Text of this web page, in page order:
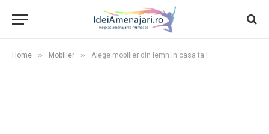
Home » Mobilier » Alege mobilier din lemn in casa ta !